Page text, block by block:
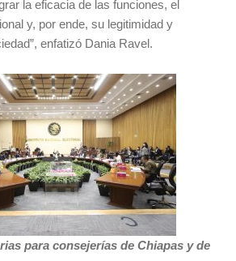
la eficacia de las funciones, el
y, por ende, su legitimidad y
enfatizó Dania Ravel.
para consejerías de Chiapas y de